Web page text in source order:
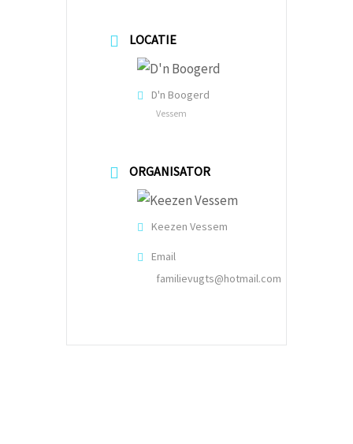
LOCATIE
D'n Boogerd
Vessem
ORGANISATOR
Keezen Vessem
Email
familievugts@hotmail.com